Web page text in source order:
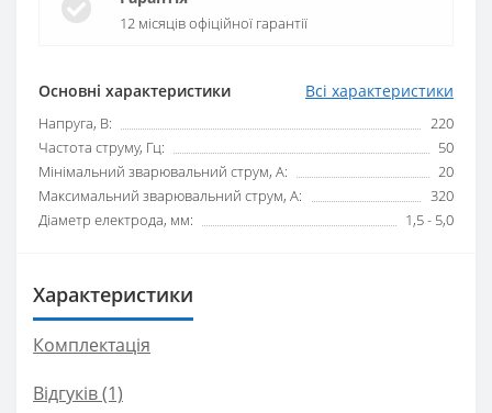
Основні характеристики Всі характеристики
Напруга, В:
220
Частота струму, Гц:
50
Мінімальний зварювальний струм, А:
20
Максимальний зварювальний струм, А:
320
Діаметр електрода, мм:
1,5 - 5,0
12 місяців офіційної гарантії
Характеристики
Комплектація
Відгуків (1)